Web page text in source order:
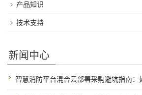
产品知识
技术支持
新闻中心
智慧消防平台混合云部署采购避坑指南：